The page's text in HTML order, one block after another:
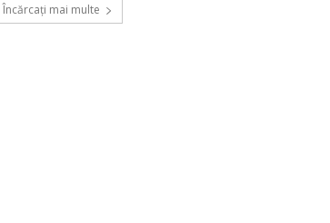
Încărcați mai multe